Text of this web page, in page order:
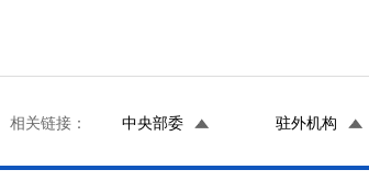
相关链接： 中央部委 驻外机构